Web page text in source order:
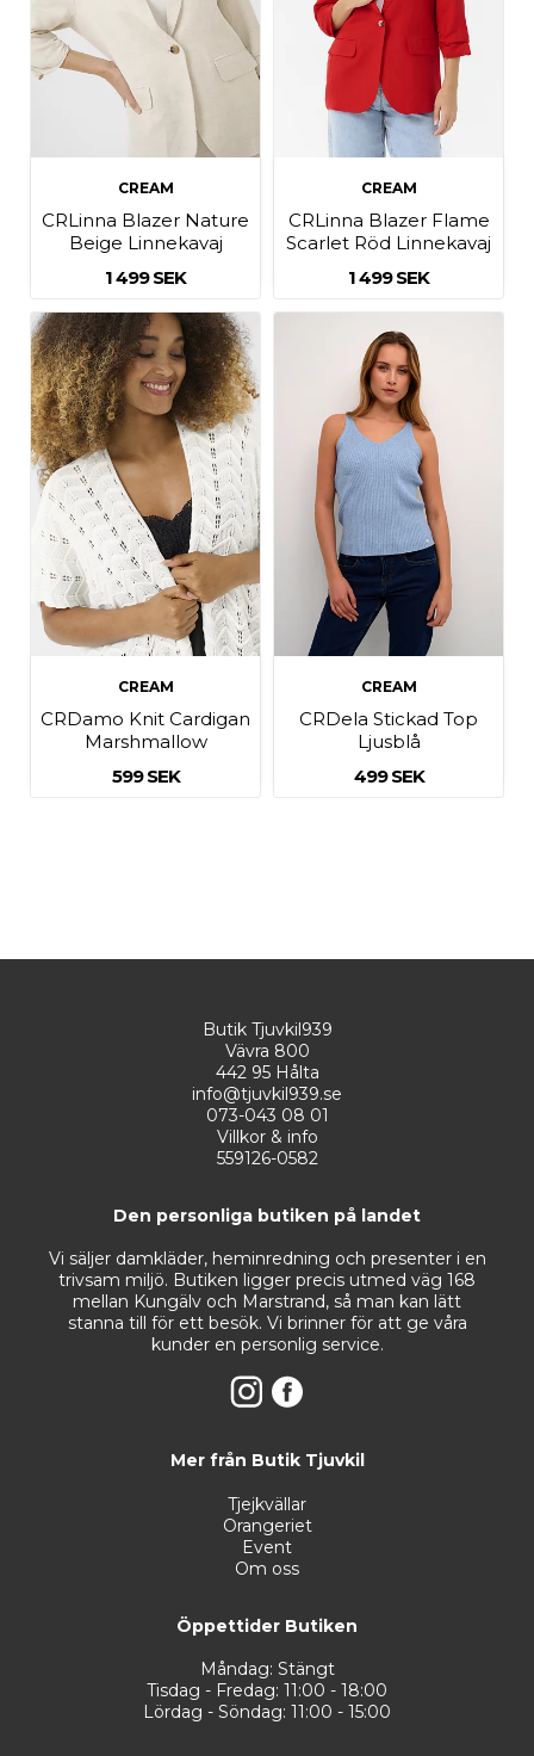
CREAM
CRLinna Blazer Nature
Beige Linnekavaj
1 499 SEK
CREAM
CRLinna Blazer Flame
Scarlet Röd Linnekavaj
1 499 SEK
CREAM
CRDamo Knit Cardigan
Marshmallow
599 SEK
CREAM
CRDela Stickad Top
Ljusblå
499 SEK
Butik Tjuvkil939
Vävra 800
442 95 Hålta
info@tjuvkil939.se
073-043 08 01
Villkor & info
559126-0582
Den personliga butiken på landet
Vi säljer damkläder, heminredning och presenter i en
trivsam miljö. Butiken ligger precis utmed väg 168
mellan Kungälv och Marstrand, så man kan lätt
stanna till för ett besök. Vi brinner för att ge våra
kunder en personlig service.
Mer från Butik Tjuvkil
Tjejkvällar
Orangeriet
Event
Om oss
Öppettider Butiken
Måndag: Stängt
Tisdag - Fredag: 11:00 - 18:00
Lördag - Söndag: 11:00 - 15:00